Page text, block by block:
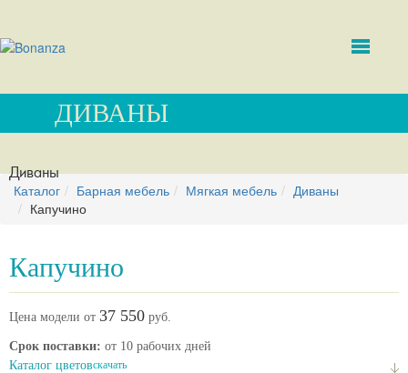
ДИВАНЫ
Диваны
Каталог Барная мебель Мягкая мебель
Диваны
Капучино
Капучино
Цена модели от 37 550 руб.
Срок поставки: от 10 рабочих дней
Каталог цветовскачать